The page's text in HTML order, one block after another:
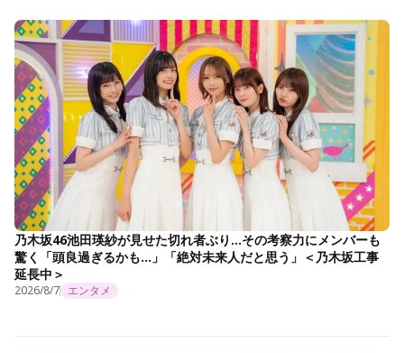
乃木坂46池田瑛紗が見せた切れ者ぶり…その考察力にメンバーも
驚く「頭良過ぎるかも…」「絶対未来人だと思う」＜乃木坂工事
延長中＞
2026/8/7 エンタメ